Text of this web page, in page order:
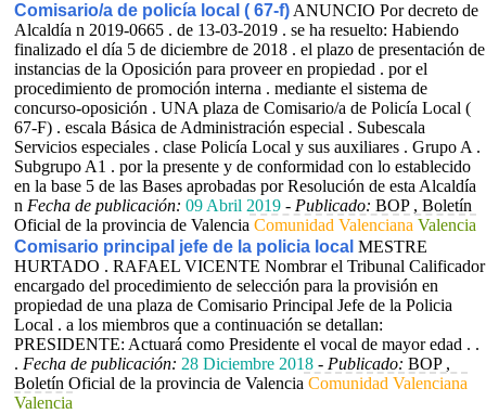
Comisario/a de policía local ( 67-f) ANUNCIO Por decreto de
Alcaldía n 2019-0665 . de 13-03-2019 . se ha resuelto: Habiendo
finalizado el día 5 de diciembre de 2018 . el plazo de presentación de
instancias de la Oposición para proveer en propiedad . por el
procedimiento de promoción interna . mediante el sistema de
concurso-oposición . UNA plaza de Comisario/a de Policía Local (
67-F) . escala Básica de Administración especial . Subescala
Servicios especiales . clase Policía Local y sus auxiliares . Grupo A .
Subgrupo A1 . por la presente y de conformidad con lo establecido
en la base 5 de las Bases aprobadas por Resolución de esta Alcaldía
n Fecha de publicación: 09 Abril 2019 - Publicado: BOP , Boletín
Oficial de la provincia de Valencia Comunidad Valenciana Valencia
Comisario principal jefe de la policia local MESTRE
HURTADO . RAFAEL VICENTE Nombrar el Tribunal Calificador
encargado del procedimiento de selección para la provisión en
propiedad de una plaza de Comisario Principal Jefe de la Policia
Local . a los miembros que a continuación se detallan:
PRESIDENTE: Actuará como Presidente el vocal de mayor edad . .
. Fecha de publicación: 28 Diciembre 2018 - Publicado: BOP ,
Boletín Oficial de la provincia de Valencia Comunidad Valenciana
Valencia